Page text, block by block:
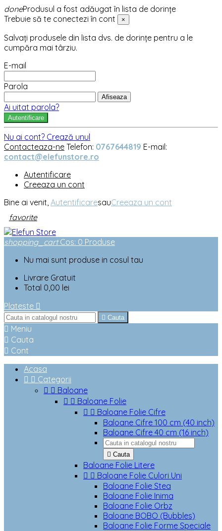
doneProdusul a fost adăugat în lista de dorințe
Trebuie să te conectezi în cont
×
Salvați produsele din lista dvs. de dorințe pentru a le
cumpăra mai târziu.
E-mail
Parola
Afiseaza
Ai uitat parola?
Autentificare
Nu ai cont? Crează unul
Contacteaza-ne Telefon: 0767644819 E-mail:
contact@elefunstore.ro
Autentificare
Creeaza un cont
Bine ai venit, AutentificaresauCreeaza un cont
favorite
shopping_cart Cos: 0 Produse
Nu mai sunt produse in cosul tau
Livrare Gratuit
Total 0,00 lei
Plateste 
 Cauta
 Meniu
 Cauta
 Cont
Acasa
  Categorii
  Baloane
  Baloane Folie
  Baloane Folie Cifre
Baloane Cifre 100 cm (40 inch)
Baloane Cifre 40 cm (16 inch)
 Cauta
Baloane Folie Litere
  Baloane Folie Culori Uni
Baloane Folie Stea
Baloane Folie Inima
Baloane Folie Orbz
Baloane BOBO (Bubbles)
Baloane Folie Forme Speciale